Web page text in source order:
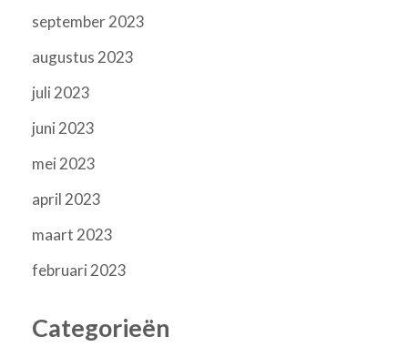
september 2023
augustus 2023
juli 2023
juni 2023
mei 2023
april 2023
maart 2023
februari 2023
Categorieën